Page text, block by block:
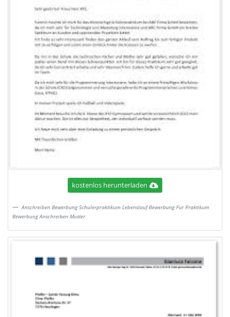
kostenlos herunterladen
Anschreiben Bewerbung Schulerpraktikum Lebenslauf Bewerbung Fur Praktikum
Bewerbung Anschreiben Muster